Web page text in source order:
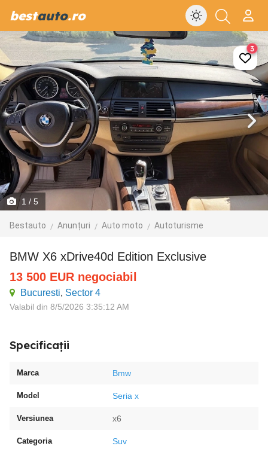
bestauto.ro
1 / 5
Bestauto Anunțuri Auto moto Autoturisme
3
BMW X6 xDrive40d Edition Exclusive
13 500 EUR negociabil
Bucuresti, Sector 4
Valabil din 8/5/2026 3:35:12 AM
Specificații
Marca Bmw
Model Seria x
Versiunea x6
Categoria Suv